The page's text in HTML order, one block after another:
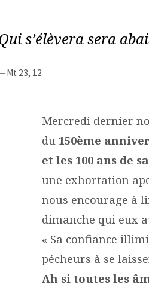
s’élèvera sera
Mt 23, 12
Mercredi dernier
du 150ème
et les 100 ans de
une exhortation
nous encourage à
dimanche qui eux
« Sa confiance
pécheurs à se
Ah si toutes les